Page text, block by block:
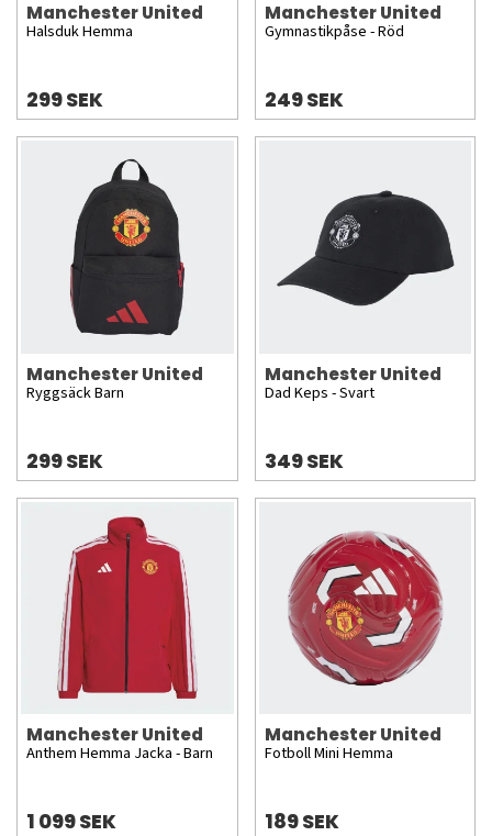
Manchester United
Halsduk Hemma
299 SEK
Manchester United
Gymnastikpåse - Röd
249 SEK
Manchester United
Ryggsäck Barn
299 SEK
Manchester United
Dad Keps - Svart
349 SEK
Manchester United
Anthem Hemma Jacka - Barn
1 099 SEK
Manchester United
Fotboll Mini Hemma
189 SEK